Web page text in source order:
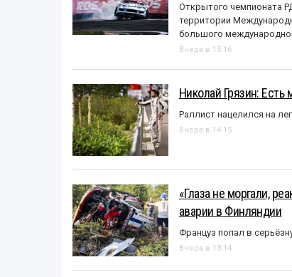
Открытого чемпионата
территории
большого
Вчера в 15:16
Николай Грязин: Есть
Раллист нацелился на
Вчера в 14:15
«Глаза не моргали,
аварии в Финляндии
Француз попал в
Вчера в 13:14